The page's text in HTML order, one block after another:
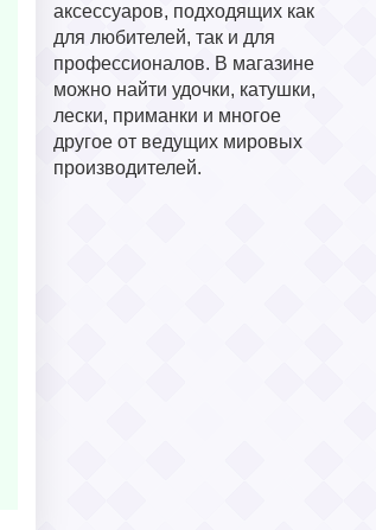
аксессуаров, подходящих как
для любителей, так и для
профессионалов. В магазине
можно найти удочки, катушки,
лески, приманки и многое
другое от ведущих мировых
производителей.